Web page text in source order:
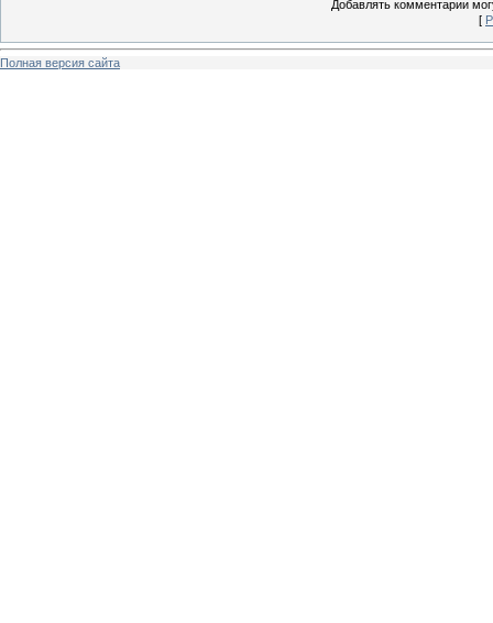
Добавлять комментарии
[
Полная версия сайта